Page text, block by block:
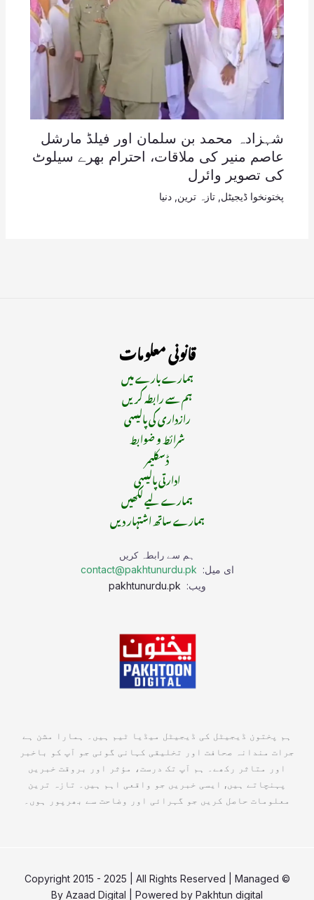
شہزادہ محمد بن سلمان اور فیلڈ مارشل
عاصم منیر کی ملاقات، احترام بھرے سیلوٹ
کی تصویر وائرل
پختونخوا ڈیجیٹل تازہ ترین دنیا
قانونی معلومات
ہمارے بارے میں
ہم سے رابطہ کریں
رازداری کی پالیسی
شرائط و ضوابط
ڈسکلیمر
ادارتی پالیسی
ہمارے لیے لکھیں
ہمارے ساتھ اشتہار دیں
ہم سے رابطہ کریں
ای میل: contact@pakhtunurdu.pk
ویب:
ہم پختون ڈیجیٹل کی ڈیجیٹل میڈیا ٹیم ہیں۔ ہمارا مشن ہے
جرات مندانہ صحافت اور تخلیقی کہانی گوئی جو آپ کو باخبر
اور متاثر رکھے۔ ہم آپ تک درست، مؤثر اور بروقت خبریں
پہنچاتے ہیں, ایسی خبریں جو واقعی اہم ہیں۔ تازہ ترین
معلومات حاصل کریں جو گہرائی اور وضاحت سے بھرپور ہوں۔
© Copyright 2015 - 2025 | All Rights Reserved | Managed
By Azaad Digital | Powered by Pakhtun digital